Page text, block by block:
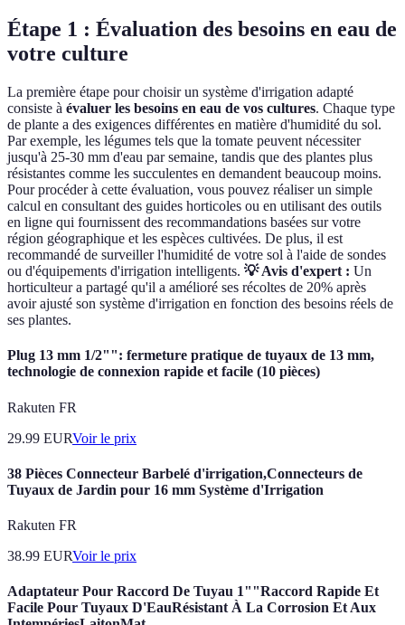
Étape 1 : Évaluation des besoins en eau de
votre culture
La première étape pour choisir un système d'irrigation adapté
consiste à évaluer les besoins en eau de vos cultures. Chaque type
de plante a des exigences différentes en matière d'humidité du sol.
Par exemple, les légumes tels que la tomate peuvent nécessiter
jusqu'à 25-30 mm d'eau par semaine, tandis que des plantes plus
résistantes comme les succulentes en demandent beaucoup moins.
Pour procéder à cette évaluation, vous pouvez réaliser un simple
calcul en consultant des guides horticoles ou en utilisant des outils
en ligne qui fournissent des recommandations basées sur votre
région géographique et les espèces cultivées. De plus, il est
recommandé de surveiller l'humidité de votre sol à l'aide de sondes
ou d'équipements d'irrigation intelligents. 💡 Avis d'expert : Un
horticulteur a partagé qu'il a amélioré ses récoltes de 20% après
avoir ajusté son système d'irrigation en fonction des besoins réels de
ses plantes.
Plug 13 mm 1/2"": fermeture pratique de tuyaux de 13 mm,
technologie de connexion rapide et facile (10 pièces)
Rakuten FR
29.99 EURVoir le prix
38 Pièces Connecteur Barbelé d'irrigation,Connecteurs de
Tuyaux de Jardin pour 16 mm Système d'Irrigation
Rakuten FR
38.99 EURVoir le prix
Adaptateur Pour Raccord De Tuyau 1""Raccord Rapide Et
Facile Pour Tuyaux D'EauRésistant À La Corrosion Et Aux